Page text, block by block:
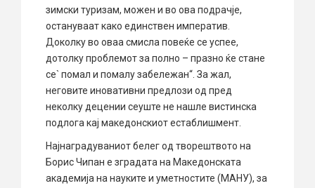
зимски туризам, можен и во ова подрачје,
остануваат како единствен императив.
Доколку во оваа смисла повеќе се успее,
дотолку проблемот за полно – празно ќе стане
се` помал и помалу забележан“. За жал,
неговите иновативни предлози од пред
неколку децении сеуште не нашле вистинска
подлога кај македонскиот естаблишмент.
Најнаградуваниот белег од творештвото на
Борис Чипан е зградата на Македонската
академија на науките и уметностите (МАНУ), за